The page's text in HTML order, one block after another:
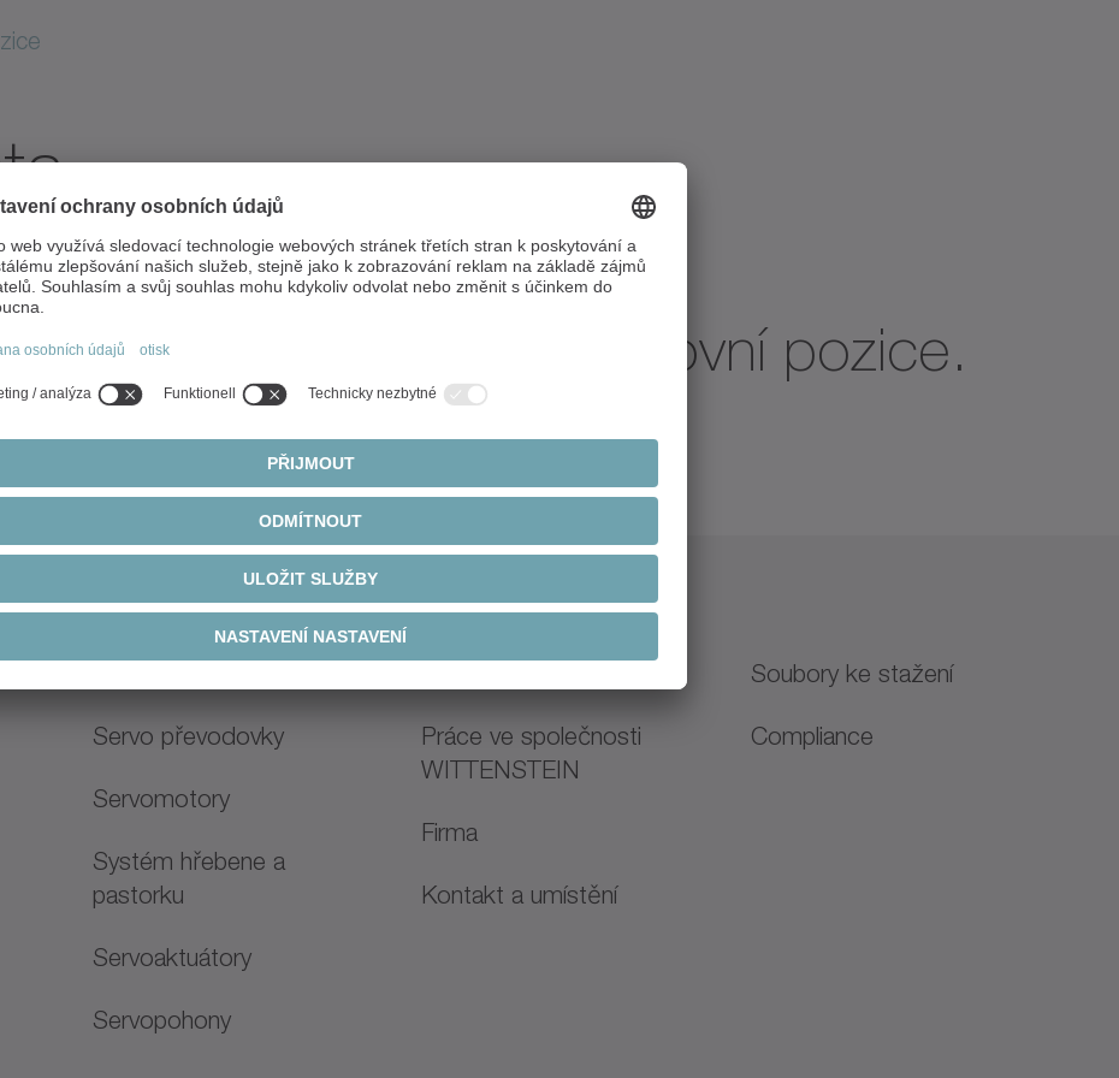
nalezeny žádné pracovní pozice.
Servo převodovky
Servomotory
Systém hřebene a
pastorku
Servoaktuátory
Servopohony
Práce ve společnosti
WITTENSTEIN
Firma
Kontakt a umístění
Soubory ke stažení
Compliance